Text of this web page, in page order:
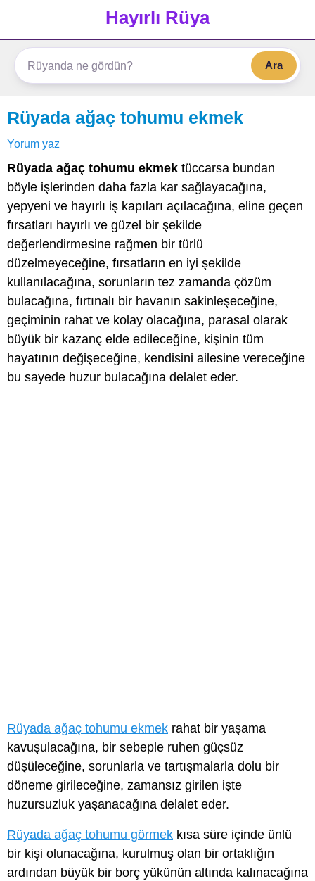
Hayırlı Rüya
Ara
Rüyada ağaç tohumu ekmek
Yorum yaz
Rüyada ağaç tohumu ekmek tüccarsa bundan
böyle işlerinden daha fazla kar sağlayacağına,
yepyeni ve hayırlı iş kapıları açılacağına, eline geçen
fırsatları hayırlı ve güzel bir şekilde
değerlendirmesine rağmen bir türlü
düzelmeyeceğine, fırsatların en iyi şekilde
kullanılacağına, sorunların tez zamanda çözüm
bulacağına, fırtınalı bir havanın sakinleşeceğine,
geçiminin rahat ve kolay olacağına, parasal olarak
büyük bir kazanç elde edileceğine, kişinin tüm
hayatının değişeceğine, kendisini ailesine vereceğine
bu sayede huzur bulacağına delalet eder.
Rüyada ağaç tohumu ekmek rahat bir yaşama
kavuşulacağına, bir sebeple ruhen güçsüz
düşüleceğine, sorunlarla ve tartışmalarla dolu bir
döneme girileceğine, zamansız girilen işte
huzursuzluk yaşanacağına delalet eder.
Rüyada ağaç tohumu görmek kısa süre içinde ünlü
bir kişi olunacağına, kurulmuş olan bir ortaklığın
ardından büyük bir borç yükünün altında kalınacağına